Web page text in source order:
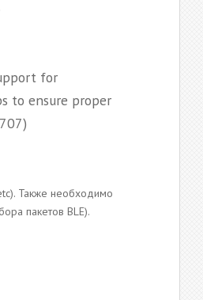
for
to ensure proper
Также необходимо
пакетов BLE).